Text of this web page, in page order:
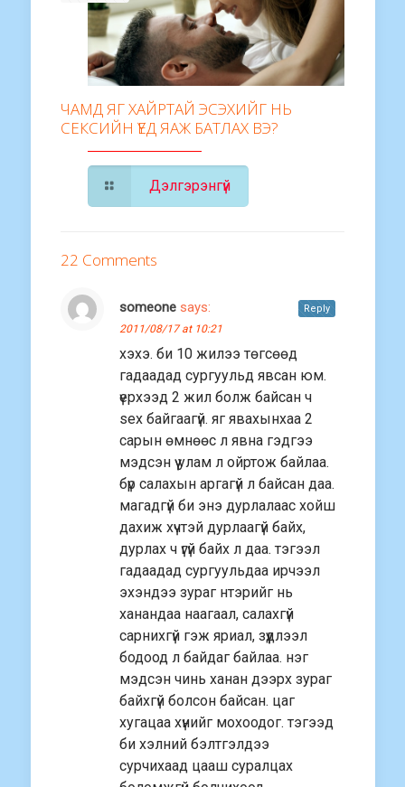
ЧАМД ЯГ ХАЙРТАЙ ЭСЭХИЙГ НЬ
СЕКСИЙН ҮЕД ЯАЖ БАТЛАХ ВЭ?
Дэлгэрэнгүй
22 Comments
someone says:
2011/08/17 at 10:21
хэхэ. би 10 жилээ төгсөөд
гадаадад сургуульд явсан юм.
үерхээд 2 жил болж байсан ч
sex байгаагүй. яг явахынхаа 2
сарын өмнөөс л явна гэдгээ
мэдсэн үү улам л ойртож байлаа.
бүр салахын аргагүй л байсан даа.
магадгүй би энэ дурлалаас хойш
дахиж хүчтэй дурлаагүй байх,
дурлах ч үгүй байх л даа. тэгээл
гадаадад сургуульдаа ирчээл
эхэндээ зураг нтэрийг нь
ханандаа наагаал, салахгүй
сарнихгүй гэж яриал, зүүдлээл
бодоод л байдаг байлаа. нэг
мэдсэн чинь ханан дээрх зураг
байхгүй болсон байсан. цаг
хугацаа хүнийг мохоодог. тэгээд
би хэлний бэлтгэлдээ
сурчихаад цааш суралцах
Reply